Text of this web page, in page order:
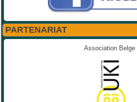
PARTENARIAT
Association Belge